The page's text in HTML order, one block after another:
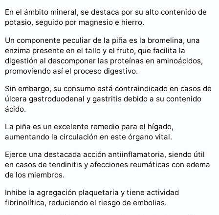
En el ámbito mineral, se destaca por su alto contenido de
potasio, seguido por magnesio e hierro.
Un componente peculiar de la piña es la bromelina, una
enzima presente en el tallo y el fruto, que facilita la
digestión al descomponer las proteínas en aminoácidos,
promoviendo así el proceso digestivo.
Sin embargo, su consumo está contraindicado en casos de
úlcera gastroduodenal y gastritis debido a su contenido
ácido.
La piña es un excelente remedio para el hígado,
aumentando la circulación en este órgano vital.
Ejerce una destacada acción antiinflamatoria, siendo útil
en casos de tendinitis y afecciones reumáticas con edema
de los miembros.
Inhibe la agregación plaquetaria y tiene actividad
fibrinolítica, reduciendo el riesgo de embolias.